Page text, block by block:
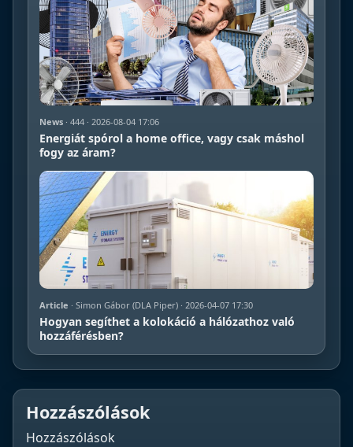
News · 444 · 2026-08-04 17:06
Energiát spórol a home office, vagy csak máshol
fogy az áram?
Article · Simon Gábor (DLA Piper) · 2026-04-07 17:30
Hogyan segíthet a kolokáció a hálózathoz való
hozzáférésben?
Hozzászólások
Hozzászólások